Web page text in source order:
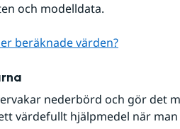
och modelldata.
beräknade värden?
nederbörd och gör det
värdefullt hjälpmedel när